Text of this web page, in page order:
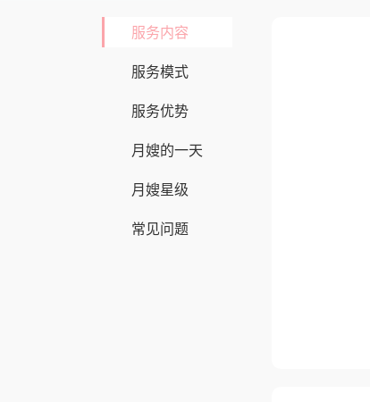
服务内容
服务模式
服务优势
月嫂的一天
月嫂星级
常见问题